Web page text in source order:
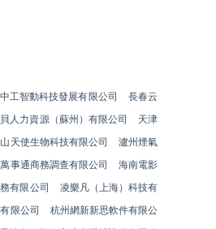
工智動科技發展有限公司
長春云
人力資源（蘇州）有限公司
天津
天使生物科技有限公司
瀘州煙氣
事通商務調查有限公司
海南電影
有限公司
凌樂凡（上海）科技有
限公司
杭州網新新思軟件有限公